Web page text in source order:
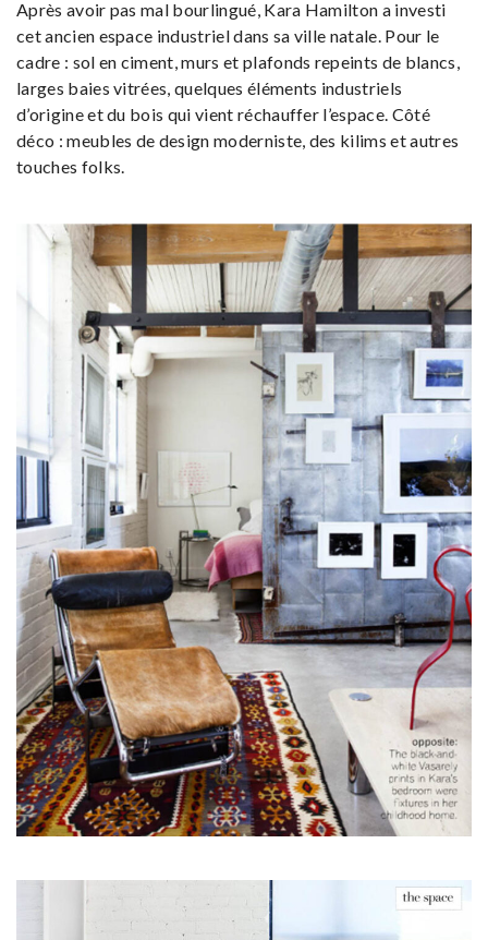
Après avoir pas mal bourlingué, Kara Hamilton a investi
cet ancien espace industriel dans sa ville natale. Pour le
cadre : sol en ciment, murs et plafonds repeints de blancs,
larges baies vitrées, quelques éléments industriels
d’origine et du bois qui vient réchauffer l’espace. Côté
déco : meubles de design moderniste, des kilims et autres
touches folks.